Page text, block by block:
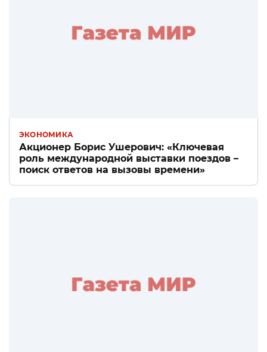
ЭКОНОМИКА
Акционер Борис Ушерович: «Ключевая
роль международной выставки поездов –
поиск ответов на вызовы времени»